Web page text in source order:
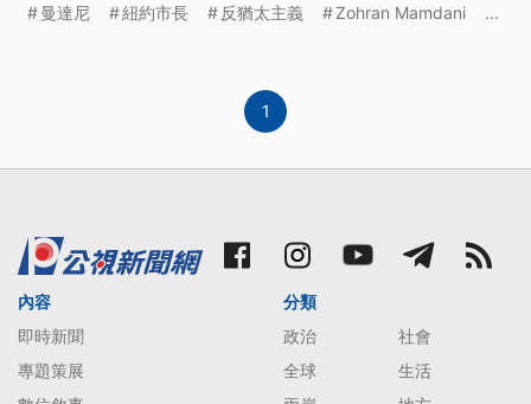
機。對此，川普批評曼達尼是「共產主義者」。
曼達尼 紐約市長 反猶太主義 Zohran Mamdani ...
1
內容
即時新聞
專題策展
分類
政治
社會
全球
生活